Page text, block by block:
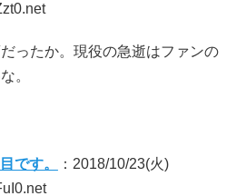
ったか。現役の急逝はファンの
。
です。
：2018/10/23(火)